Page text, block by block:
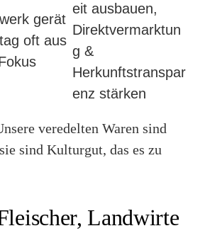
gerät
oft aus
eit ausbauen,
Direktvermarktun
g &
Herkunftstranspar
enz stärken
veredelten Waren sind
sind Kulturgut, das es zu
Landwirte